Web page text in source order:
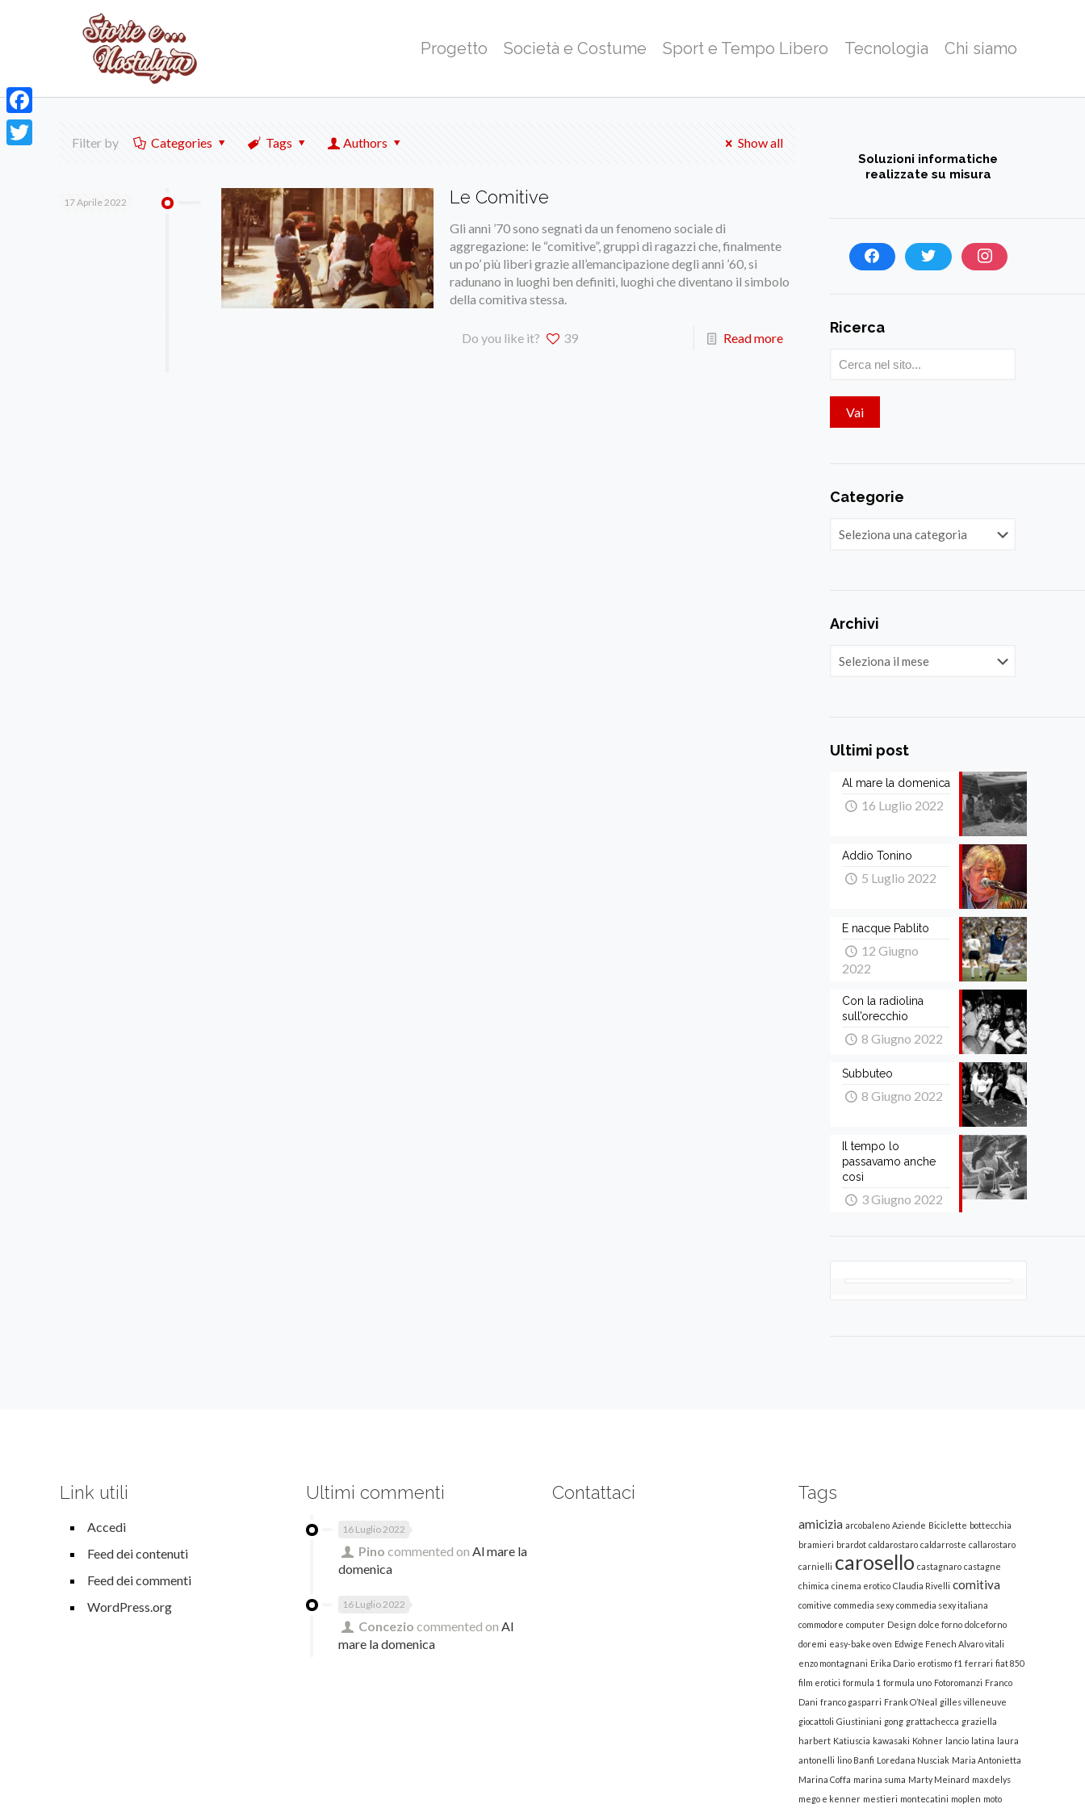
Progetto Società e Costume Sport e Tempo Libero Tecnologia Chi siamo
Filter by Categories Tags Authors Show all
17 Aprile 2022 Le Comitive
Gli anni ’70 sono segnati da un fenomeno sociale di
aggregazione: le “comitive”, gruppi di ragazzi che, finalmente
un po’ più liberi grazie all’emancipazione degli anni ’60, si
radunano in luoghi ben definiti, luoghi che diventano il simbolo
della comitiva stessa.
Do you like it? 39 Read more
Soluzioni informatiche
realizzate su misura
Ricerca
Categorie
Archivi
Ultimi post
Al mare la domenica
16 Luglio 2022
Addio Tonino
5 Luglio 2022
E nacque Pablito
12 Giugno
2022
Con la radiolina
sull’orecchio
8 Giugno 2022
Subbuteo
8 Giugno 2022
Il tempo lo
passavamo anche
così
3 Giugno 2022
Link utili
Accedi
Feed dei contenuti
Feed dei commenti
WordPress.org
Ultimi commenti
16 Luglio 2022
Pino commented on Al mare la
domenica
16 Luglio 2022
Concezio commented on Al
mare la domenica
Contattaci Tags
amicizia arcobaleno Aziende Biciclette bottecchia
bramieri brardot caldarostaro caldarroste callarostaro
carnielli carosello castagnaro castagne
chimica cinema erotico Claudia Rivelli comitiva
comitive commedia sexy commedia sexy italiana
commodore computer Design dolce forno dolceforno
doremi easy-bake oven Edwige Fenech Alvaro vitali
enzo montagnani Erika Dario erotismo f1 ferrari fiat 850
film erotici formula 1 formula uno Fotoromanzi Franco
Dani franco gasparri Frank O’Neal gilles villeneuve
giocattoli Giustiniani gong grattachecca graziella
harbert Katiuscia kawasaki Kohner lancio latina laura
antonelli lino Banfi Loredana Nusciak Maria Antonietta
Marina Coffa marina suma Marty Meinard max delys
mego e kenner mestieri montecatini moplen moto
Facebook